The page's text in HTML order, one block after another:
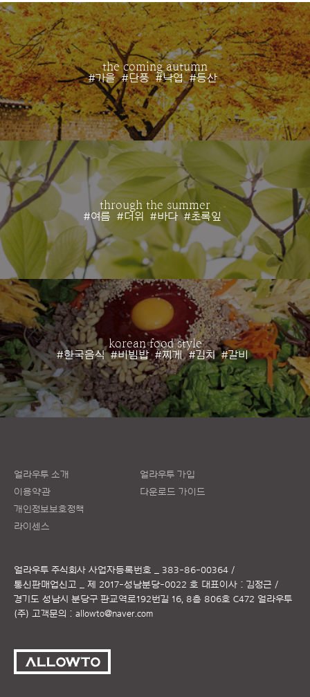
the coming autumn
#가을 #단풍 #낙엽 #등산
through the summer
#여름 #더위 #바다 #초록잎
korean food style
#한국음식 #비빔밥 #찌게 #김치 #갈비
얼라우투 소개
이용약관
개인정보보호정책
라이센스
얼라우투 가입
다운로드 가이드
얼라우투 주식회사 사업자등록번호 _ 383-86-00364 /
통신판매업신고 _ 제 2017-성남분당-0022 호 대표이사 : 김정근 /
경기도 성남시 분당구 판교역로192번길 16, 8층 806호 C472 얼라우투
(주) 고객문의 : allowto@naver.com